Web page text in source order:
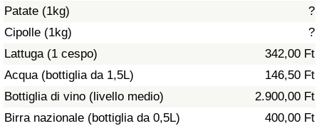
Patate (1kg)
?
Cipolle (1kg)
?
Lattuga (1 cespo)
342,00 Ft
Acqua (bottiglia da 1,5L)
146,50 Ft
Bottiglia di vino (livello medio)
2.900,00 Ft
Birra nazionale (bottiglia da 0,5L)
400,00 Ft
Indice di inquinamento
Indice dell’Inquinamento per Nazione
Traffico
Indice del Traffico